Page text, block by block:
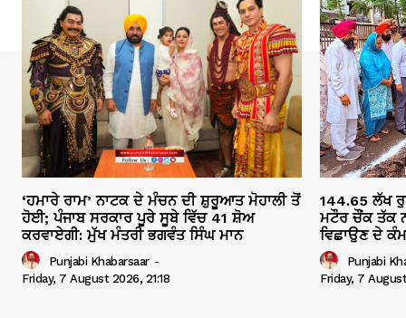
‘ਹਮਾਰੇ ਰਾਮ’ ਨਾਟਕ ਦੇ ਮੰਚਨ ਦੀ ਸ਼ੁਰੂਆਤ ਮੋਹਾਲੀ ਤੋਂ
ਹੋਈ; ਪੰਜਾਬ ਸਰਕਾਰ ਪੂਰੇ ਸੂਬੇ ਵਿੱਚ 41 ਸ਼ੋਅ
ਕਰਵਾਏਗੀ: ਮੁੱਖ ਮੰਤਰੀ ਭਗਵੰਤ ਸਿੰਘ ਮਾਨ
Punjabi Khabarsaar -
Friday, 7 August 2026, 21:18
144.65 ਲੱਖ
ਮਟੌਰ ਚੌਂਕ ਤੱਕ
ਵਿਛਾਉਣ ਦੇ
Punjabi
Friday, 7